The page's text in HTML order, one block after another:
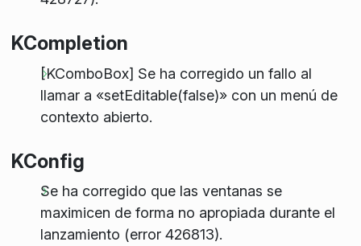
KCompletion
[KComboBox] Se ha corregido un fallo al
llamar a «setEditable(false)» con un menú de
contexto abierto.
KConfig
Se ha corregido que las ventanas se
maximicen de forma no apropiada durante el
lanzamiento (error 426813).